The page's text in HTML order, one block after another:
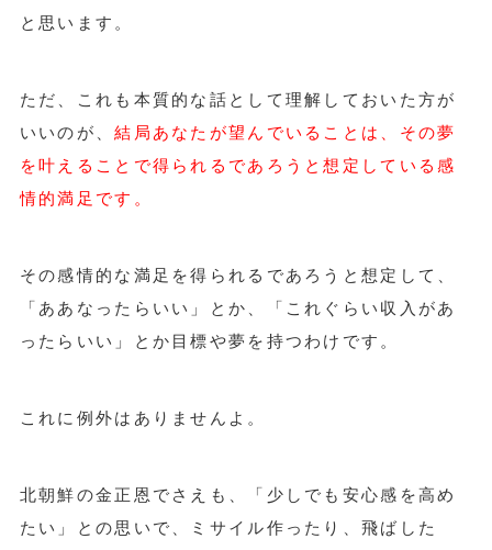
と思います。
ただ、これも本質的な話として理解しておいた方が
いいのが、結局あなたが望んでいることは、その夢
を叶えることで得られるであろうと想定している感
情的満足です。
その感情的な満足を得られるであろうと想定して、
「ああなったらいい」とか、「これぐらい収入があ
ったらいい」とか目標や夢を持つわけです。
これに例外はありませんよ。
北朝鮮の金正恩でさえも、「少しでも安心感を高め
たい」との思いで、ミサイル作ったり、飛ばした